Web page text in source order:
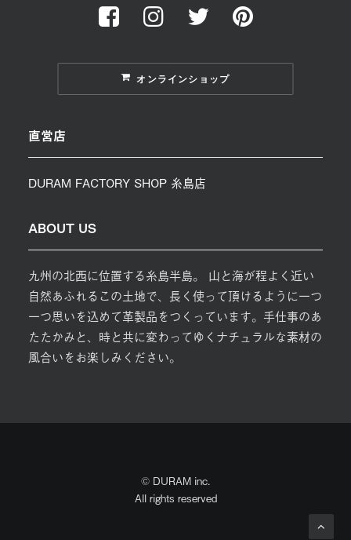
オンラインショップ
直営店
DURAM FACTORY SHOP 糸島店
ABOUT US
九州の北西に位置する糸島半島。 山と海が程よく近い
自然あふれるこの土地で、長く使って頂けるように一つ
一つ思いを込めて革製品をつくっています。手仕事のあ
たたかみと、時と共に変わってゆくナチュラルな素材の
風合いをお楽しみください。
© DURAM inc.
All rights reserved